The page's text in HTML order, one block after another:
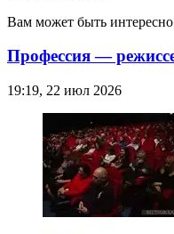
Вам может быть интересно
Профессия —
19:19, 22 июл 2026